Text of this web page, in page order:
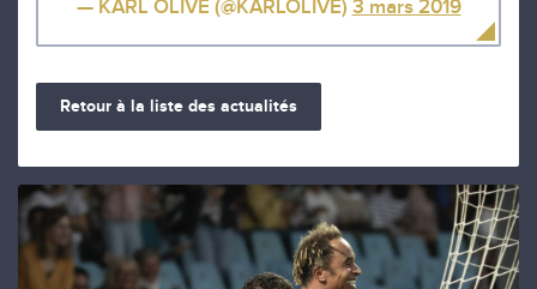
— KARL OLIVE (@KARLOLIVE) 3 mars 2019
Retour à la liste des actualités